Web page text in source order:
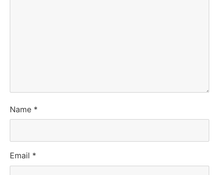
Name *
Email *